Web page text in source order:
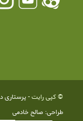
© کپی رایت -پرستاری
طراحی: صالح خادمی